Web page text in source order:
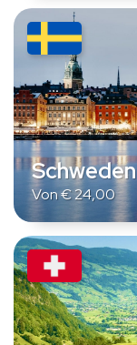
Schweden
Von€24,00